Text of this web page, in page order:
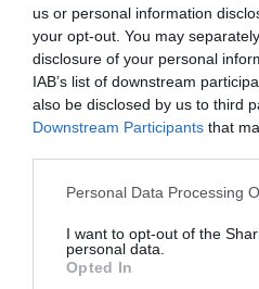
us or personal information
your opt-out. You may
disclosure of your personal
IAB’s list of downstream
also be disclosed by us to third
Downstream Participants that
Please note that this website/
not limited to your visit or usage
grant or deny consent to
use your data for below
Personal Data Processing
I want to opt-out of the
personal data.
Opted In
10/05/2025 12min 8s
Votar em primeiro lugar